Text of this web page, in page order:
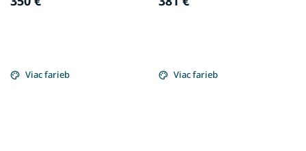
Viac farieb Viac farieb